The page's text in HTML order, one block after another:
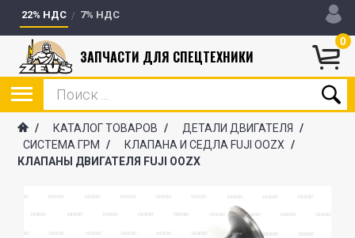
22% НДС 7% НДС
0
ЗАПЧАСТИ ДЛЯ СПЕЦТЕХНИКИ
/ КАТАЛОГ ТОВАРОВ / ДЕТАЛИ ДВИГАТЕЛЯ
/
СИСТЕМА ГРМ
/ КЛАПАНА И СЕДЛА FUJI OOZX /
КЛАПАНЫ ДВИГАТЕЛЯ FUJI OOZX